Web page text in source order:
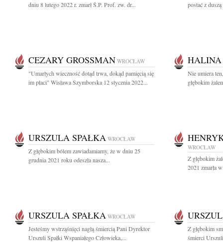
dniu 8 lutego 2022 r. zmarł Ś.P. Prof. zw. dr...
postać z
CEZARY GROSSMAN WROCŁAW
"Umarłych wieczność dotąd trwa, dokąd pamięcią się
im płaci" Wisława Szymborska 12 stycznia 2022...
HALINA
Nie umiera
głębokim
URSZULA SPAŁKA WROCŁAW
Z głębokim bólem zawiadamiamy, że w dniu 25
grudnia 2021 roku odeszła nasza...
WROCŁAW
Z głębokim
2021 zmarła
URSZULA SPAŁKA WROCŁAW
Jesteśmy wstrząśnięci nagłą śmiercią Pani Dyrektor
Urszuli Spałki Wspaniałego Człowieka,...
Z głębokim
śmierci